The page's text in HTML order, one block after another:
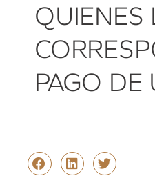
QUIENES
PAGO DE